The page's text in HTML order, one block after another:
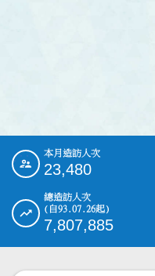
::: 本月造訪人次
23,480
總造訪人次
(自93.07.26起)
7,807,885